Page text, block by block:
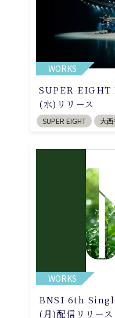
WORKS
SUPER EIGHT
(水)リリース
SUPER EIGHT 大
WORKS
BNSI 6th Single
(月)配信リリース